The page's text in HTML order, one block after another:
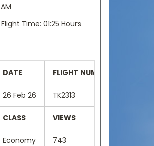
AM
Flight Time: 01:25 Hours
DATE FLIGHT NUMBER
26 Feb 26 TK2313
CLASS VIEWS
Economy 743